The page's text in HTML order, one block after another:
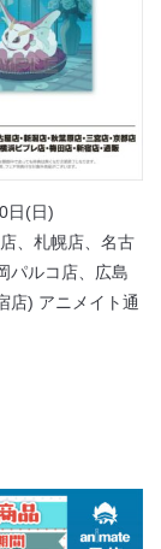
日(日)
、札幌店、名古
パルコ店、広島
店) アニメイト通